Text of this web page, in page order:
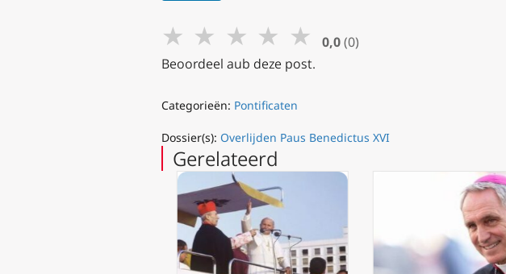
★ ★ ★ ★ ★ 0,0 (0)
Beoordeel aub deze post.
Categorieën: Pontificaten
Dossier(s): Overlijden Paus Benedictus XVI
Gerelateerd